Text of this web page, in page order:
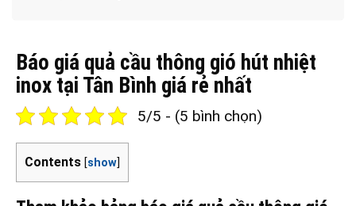
Báo giá quả cầu thông gió hút nhiệt
inox tại Tân Bình giá rẻ nhất
5/5 - (5 bình chọn)
Contents [show]